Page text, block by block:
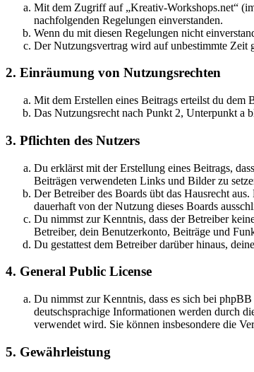
Mit dem Zugriff auf „Kreativ-Workshops.net“
nachfolgenden Regelungen einverstanden.
Wenn du mit diesen Regelungen nicht
Der Nutzungsvertrag wird auf unbestimmte Zeit
2. Einräumung von Nutzungsrechten
Mit dem Erstellen eines Beitrags erteilst du dem
Das Nutzungsrecht nach Punkt 2, Unterpunkt a
3. Pflichten des Nutzers
Du erklärst mit der Erstellung eines Beitrags,
Beiträgen verwendeten Links und Bilder zu
Der Betreiber des Boards übt das Hausrecht
dauerhaft von der Nutzung dieses Boards
Du nimmst zur Kenntnis, dass der Betreiber
Betreiber, dein Benutzerkonto, Beiträge und
Du gestattest dem Betreiber darüber hinaus,
4. General Public License
Du nimmst zur Kenntnis, dass es sich bei
deutschsprachige Informationen werden durch
verwendet wird. Sie können insbesondere die
5. Gewährleistung